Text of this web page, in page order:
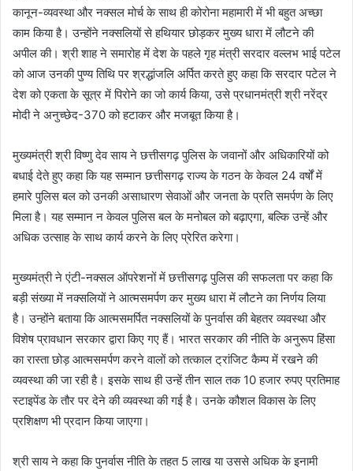
कानून-व्यवस्था और नक्सल मोर्च के साथ ही कोरोना महामारी में भी बहुत अच्छा
काम किया है। उन्होंने नक्सलियों से हथियार छोड़कर मुख्य धारा में लौटने की
अपील की। श्री शाह ने समारोह में देश के पहले गृह मंत्री सरदार वल्लभ भाई पटेल
को आज उनकी पुण्य तिथि पर श्रद्धांजलि अर्पित करते हुए कहा कि सरदार पटेल ने
देश को एकता के सूत्र में पिरोने का जो कार्य किया, उसे प्रधानमंत्री श्री नरेंद्र
मोदी ने अनुच्छेद-370 को हटाकर और मजबूत किया है।
मुख्यमंत्री श्री विष्णु देव साय ने छत्तीसगढ़ पुलिस के जवानों और अधिकारियों को
बधाई देते हुए कहा कि यह सम्मान छत्तीसगढ़ राज्य के गठन के केवल 24 वर्षों में
हमारे पुलिस बल को उनकी असाधारण सेवाओं और जनता के प्रति समर्पण के लिए
मिला है। यह सम्मान न केवल पुलिस बल के मनोबल को बढ़ाएगा, बल्कि उन्हें और
अधिक उत्साह के साथ कार्य करने के लिए प्रेरित करेगा।
मुख्यमंत्री ने एंटी-नक्सल ऑपरेशनों में छत्तीसगढ़ पुलिस की सफलता पर कहा कि
बड़ी संख्या में नक्सलियों ने आत्मसमर्पण कर मुख्य धारा में लौटने का निर्णय लिया
है। उन्होंने बताया कि आत्मसमर्पित नक्सलियों के पुनर्वास की बेहतर व्यवस्था और
विशेष प्रावधान सरकार द्वारा किए गए हैं। भारत सरकार की नीति के अनुरूप हिंसा
का रास्ता छोड़ आत्मसमर्पण करने वालों को तत्काल ट्रांजिट कैम्प में रखने की
व्यवस्था की जा रही है। इसके साथ ही उन्हें तीन साल तक 10 हजार रुपए प्रतिमाह
स्टाइपेंड के तौर पर देने की व्यवस्था की गई है। उनके कौशल विकास के लिए
प्रशिक्षण भी प्रदान किया जाएगा।
श्री साय ने कहा कि पुनर्वास नीति के तहत 5 लाख या उससे अधिक के इनामी